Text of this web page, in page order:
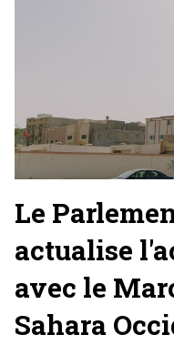
Le
actualise
avec le
Sahara